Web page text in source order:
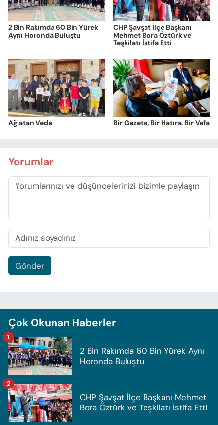
2 Bin Rakımda 60 Bin Yürek
Aynı Horonda Buluştu
CHP Şavşat İlçe Başkanı
Mehmet Bora Öztürk ve
Teşkilatı İstifa Etti
Ağlatan Veda Bir Gazete, Bir Hatıra, Bir Vefa
Yorumlar
Gönder
Çok Okunan Haberler
2 Bin Rakımda 60 Bin Yürek Aynı
Horonda Buluştu
1
CHP Şavşat İlçe Başkanı Mehmet
Bora Öztürk ve Teşkilatı İstifa Etti
2